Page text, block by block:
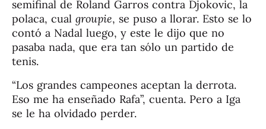
semifinal de Roland Garros contra Djokovic, la
polaca, cual groupie, se puso a llorar. Esto se lo
contó a Nadal luego, y este le dijo que no
pasaba nada, que era tan sólo un partido de
tenis.
“Los grandes campeones aceptan la derrota.
Eso me ha enseñado Rafa”, cuenta. Pero a Iga
se le ha olvidado perder.